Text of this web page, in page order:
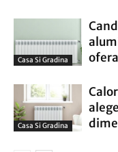
Casa Si Gradina
ofera
Casa Si Gradina